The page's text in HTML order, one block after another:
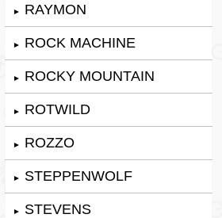
► RAYMON
► ROCK MACHINE
► ROCKY MOUNTAIN
► ROTWILD
► ROZZO
► STEPPENWOLF
► STEVENS